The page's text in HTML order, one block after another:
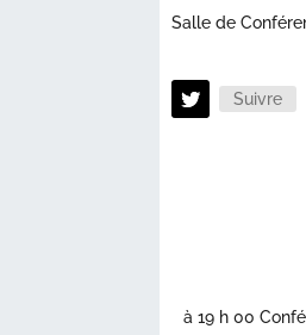
Salle de
Suivre
à 19 h 00